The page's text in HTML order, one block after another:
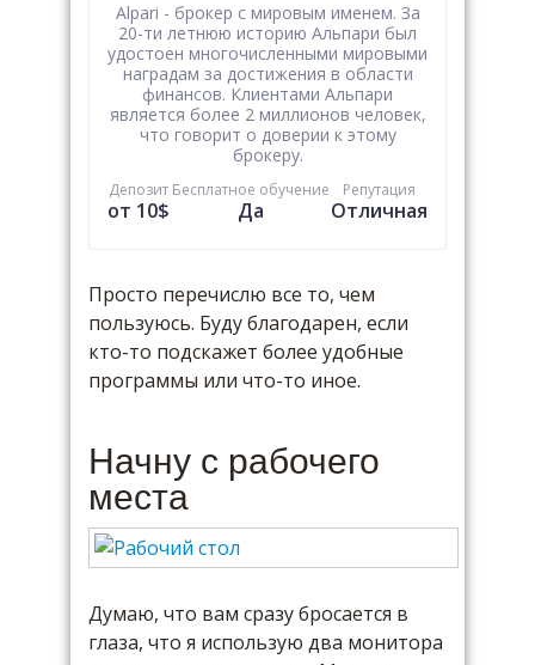
Alpari - брокер с мировым именем. За
20-ти летнюю историю Альпари был
удостоен многочисленными мировыми
наградам за достижения в области
финансов. Клиентами Альпари
является более 2 миллионов человек,
что говорит о доверии к этому
брокеру.
Депозит
от 10$
Бесплатное обучение
Да
Репутация
Отличная
Просто перечислю все то, чем
пользуюсь. Буду благодарен, если
кто-то подскажет более удобные
программы или что-то иное.
Начну с рабочего
места
Думаю, что вам сразу бросается в
глаза, что я использую два монитора